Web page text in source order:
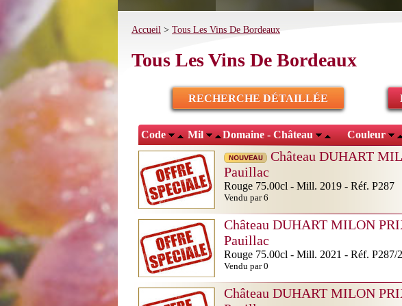
Accueil > Tous Les Vins De Bordeaux
Tous Les Vins De Bordeaux
RECHERCHE DÉTAILLÉE
Code Mil Domaine - Château Couleur
Château DUHART
Pauillac
Rouge 75.00cl - Mill. 2019 - Réf. P287
Vendu par 6
Château DUHART MILON
Pauillac
Rouge 75.00cl - Mill. 2021 - Réf. P287/2
Vendu par 0
Château DUHART MILON